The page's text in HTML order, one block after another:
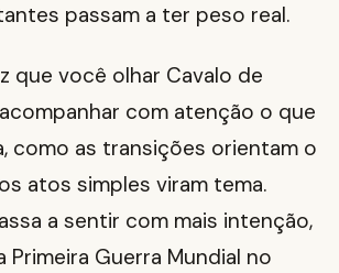
passam a ter peso real.
que você olhar Cavalo de
com atenção o que
como as transições orientam o
atos simples viram tema.
a sentir com mais intenção,
Primeira Guerra Mundial no